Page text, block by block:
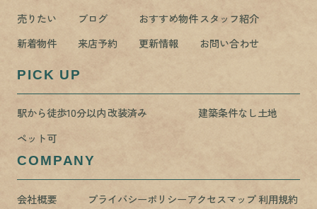
売りたい
ブログ おすすめ物件スタッフ紹介
新着物件
来店予約 更新情報 お問い合わせ
PICK UP
駅から徒歩10分以内改装済み
建築条件なし土地
ペット可
COMPANY
会社概要 プライバシーポリシーアクセスマップ利用規約